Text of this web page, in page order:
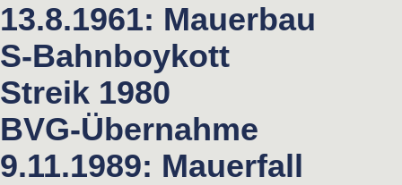
13.8.1961: Mauerbau
S-Bahnboykott
Streik 1980
BVG-Übernahme
9.11.1989: Mauerfall